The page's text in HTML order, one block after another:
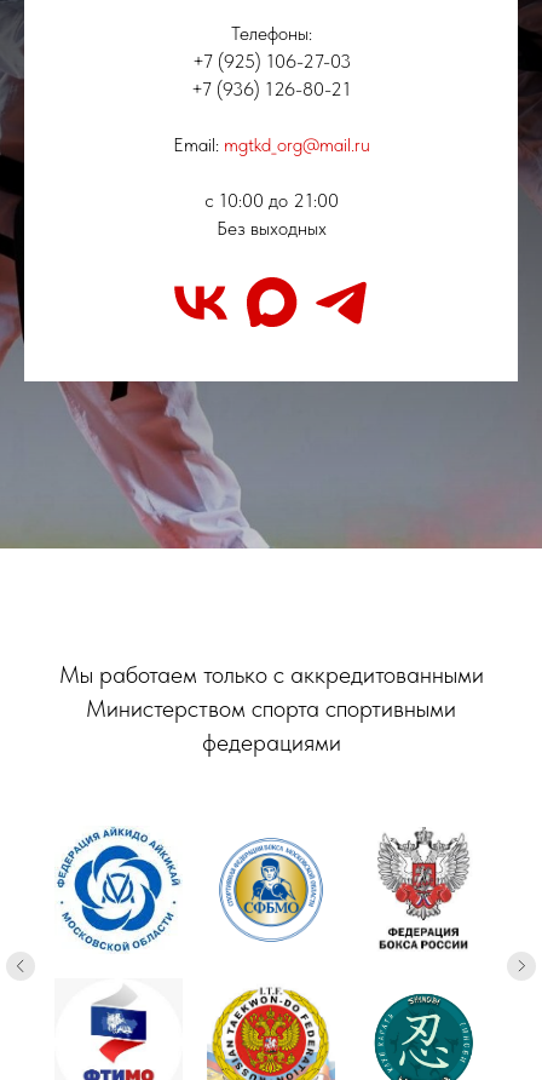
Телефоны:
+7 (925) 106-27-03
+7 (936) 126-80-21
Email: mgtkd_org@mail.ru
с 10:00 до 21:00
Без выходных
Мы работаем только с аккредитованными
Министерством спорта спортивными
федерациями